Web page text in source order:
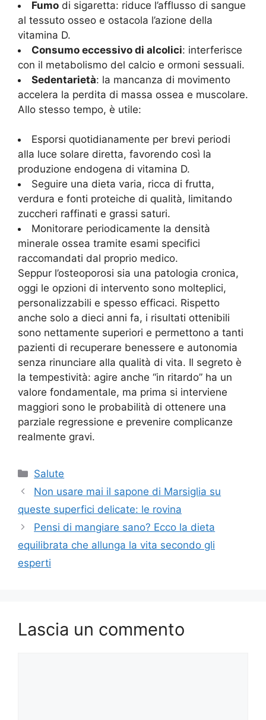
Fumo di sigaretta: riduce l’afflusso di sangue
al tessuto osseo e ostacola l’azione della
vitamina D.
Consumo eccessivo di alcolici: interferisce
con il metabolismo del calcio e ormoni sessuali.
Sedentarietà: la mancanza di movimento
accelera la perdita di massa ossea e muscolare.
Allo stesso tempo, è utile:
Esporsi quotidianamente per brevi periodi
alla luce solare diretta, favorendo così la
produzione endogena di vitamina D.
Seguire una dieta varia, ricca di frutta,
verdura e fonti proteiche di qualità, limitando
zuccheri raffinati e grassi saturi.
Monitorare periodicamente la densità
minerale ossea tramite esami specifici
raccomandati dal proprio medico.
Seppur l’osteoporosi sia una patologia cronica,
oggi le opzioni di intervento sono molteplici,
personalizzabili e spesso efficaci. Rispetto
anche solo a dieci anni fa, i risultati ottenibili
sono nettamente superiori e permettono a tanti
pazienti di recuperare benessere e autonomia
senza rinunciare alla qualità di vita. Il segreto è
la tempestività: agire anche “in ritardo” ha un
valore fondamentale, ma prima si interviene
maggiori sono le probabilità di ottenere una
parziale regressione e prevenire complicanze
realmente gravi.
Categorie
Salute
Non usare mai il sapone di Marsiglia su
queste superfici delicate: le rovina
Pensi di mangiare sano? Ecco la dieta
equilibrata che allunga la vita secondo gli
esperti
Lascia un commento